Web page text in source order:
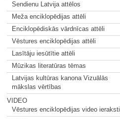
Sendienu Latvija attēlos
Meža enciklopēdijas attēli
Enciklopēdiskās vārdnīcas attēli
Vēstures enciklopēdijas attēli
Lasītāju iesūtītie attēli
Mūzikas literatūras tēmas
Latvijas kultūras kanona Vizuālās
mākslas vērtības
VIDEO
Vēstures enciklopēdijas video ieraksti